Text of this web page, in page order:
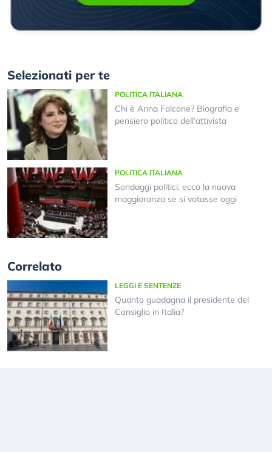
Selezionati per te
POLITICA ITALIANA
Chi è Anna Falcone? Biografia e
pensiero politico dell’attivista
POLITICA ITALIANA
Sondaggi politici, ecco la nuova
maggioranza se si votasse oggi
Correlato
LEGGI E SENTENZE
Quanto guadagna il presidente del
Consiglio in Italia?